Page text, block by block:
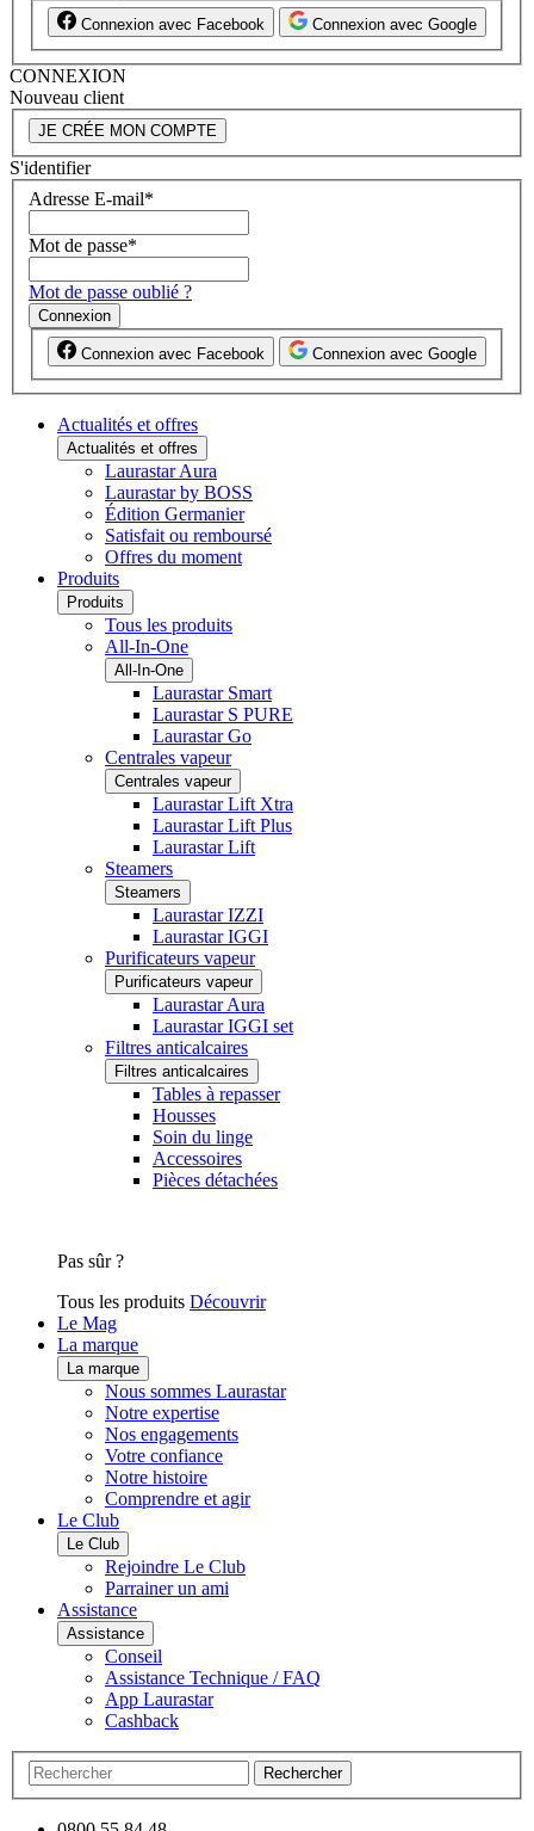
Connexion avec Facebook Connexion avec Google
CONNEXION
Nouveau client
JE CRÉE MON COMPTE
S'identifier
Adresse E-mail*
Mot de passe*
Mot de passe oublié ?
Connexion
Connexion avec Facebook Connexion avec Google
Actualités et offres
Actualités et offres
Laurastar Aura
Laurastar by BOSS
Édition Germanier
Satisfait ou remboursé
Offres du moment
Produits
Produits
Tous les produits
All-In-One
All-In-One
Laurastar Smart
Laurastar S PURE
Laurastar Go
Centrales vapeur
Centrales vapeur
Laurastar Lift Xtra
Laurastar Lift Plus
Laurastar Lift
Steamers
Steamers
Laurastar IZZI
Laurastar IGGI
Purificateurs vapeur
Purificateurs vapeur
Laurastar Aura
Laurastar IGGI set
Filtres anticalcaires
Filtres anticalcaires
Tables à repasser
Housses
Soin du linge
Accessoires
Pièces détachées
Pas sûr ?
Tous les produits Découvrir
Le Mag
La marque
La marque
Nous sommes Laurastar
Notre expertise
Nos engagements
Votre confiance
Notre histoire
Comprendre et agir
Le Club
Le Club
Rejoindre Le Club
Parrainer un ami
Assistance
Assistance
Conseil
Assistance Technique / FAQ
App Laurastar
Cashback
Rechercher